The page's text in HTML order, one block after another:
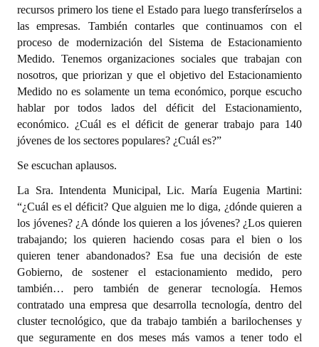
recursos primero los tiene el Estado para luego transferírselos a
las empresas. También contarles que continuamos con el
proceso de modernización del Sistema de Estacionamiento
Medido. Tenemos organizaciones sociales que trabajan con
nosotros, que priorizan y que el objetivo del Estacionamiento
Medido no es solamente un tema económico, porque escucho
hablar por todos lados del déficit del Estacionamiento,
económico. ¿Cuál es el déficit de generar trabajo para 140
jóvenes de los sectores populares? ¿Cuál es?”
Se escuchan aplausos.
La Sra. Intendenta Municipal, Lic. María Eugenia Martini:
“¿Cuál es el déficit? Que alguien me lo diga, ¿dónde quieren a
los jóvenes? ¿A dónde los quieren a los jóvenes? ¿Los quieren
trabajando; los quieren haciendo cosas para el bien o los
quieren tener abandonados? Esa fue una decisión de este
Gobierno, de sostener el estacionamiento medido, pero
también… pero también de generar tecnología. Hemos
contratado una empresa que desarrolla tecnología, dentro del
cluster tecnológico, que da trabajo también a barilochenses y
que seguramente en dos meses más vamos a tener todo el